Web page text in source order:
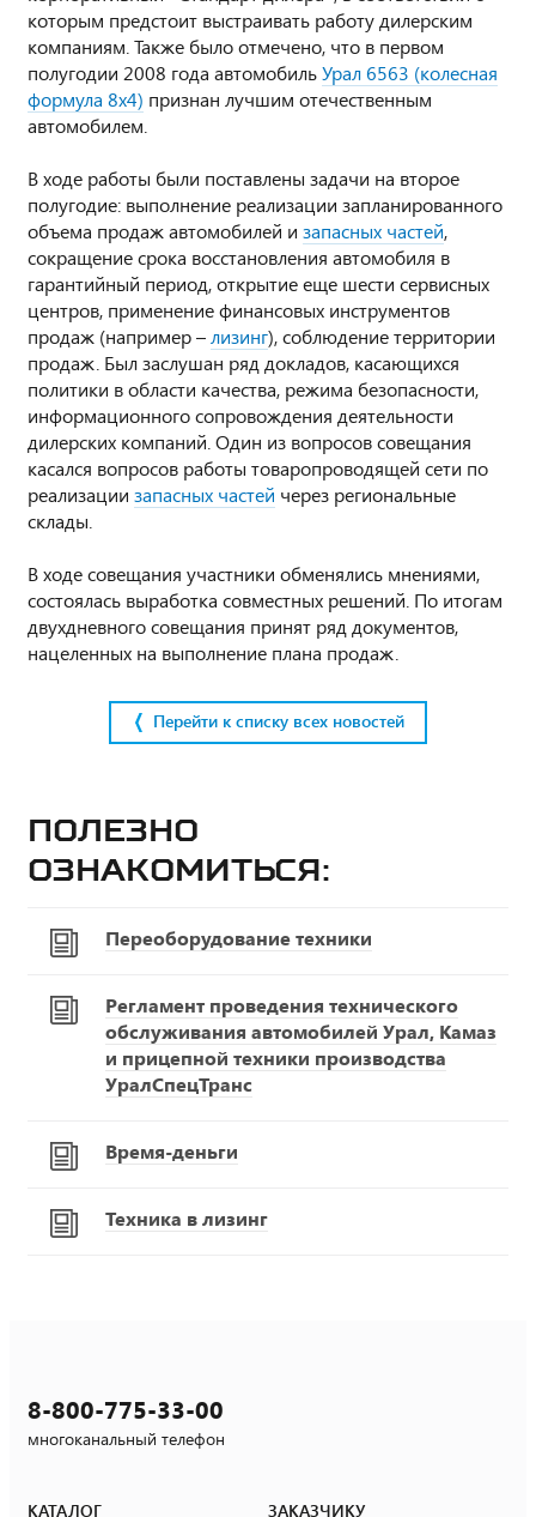
которым предстоит выстраивать работу дилерским
компаниям. Также было отмечено, что в первом
полугодии 2008 года автомобильУрал 6563 (колесная
формула 8х4) признан лучшим отечественным
автомобилем.
В ходе работы были поставлены задачи на второе
полугодие: выполнение реализации запланированного
объема продаж автомобилей и запасных частей,
сокращение срока восстановления автомобиля в
гарантийный период, открытие еще шести сервисных
центров, применение финансовых инструментов
продаж (например – лизинг), соблюдение территории
продаж. Был заслушан ряд докладов, касающихся
политики в области качества, режима безопасности,
информационного сопровождения деятельности
дилерских компаний. Один из вопросов совещания
касался вопросов работы товаропроводящей сети по
реализации запасных частей через региональные
склады.
В ходе совещания участники обменялись мнениями,
состоялась выработка совместных решений. По итогам
двухдневного совещания принят ряд документов,
нацеленных на выполнение плана продаж.
Перейти к списку всех новостей
Полезно
ознакомиться:
Переоборудование техники
Регламент проведения технического
обслуживания автомобилей Урал, Камаз
и прицепной техники производства
УралСпецТранс
Время-деньги
Техника в лизинг
8-800-775-33-00
многоканальный телефон
КАТАЛОГ ЗАКАЗЧИКУ